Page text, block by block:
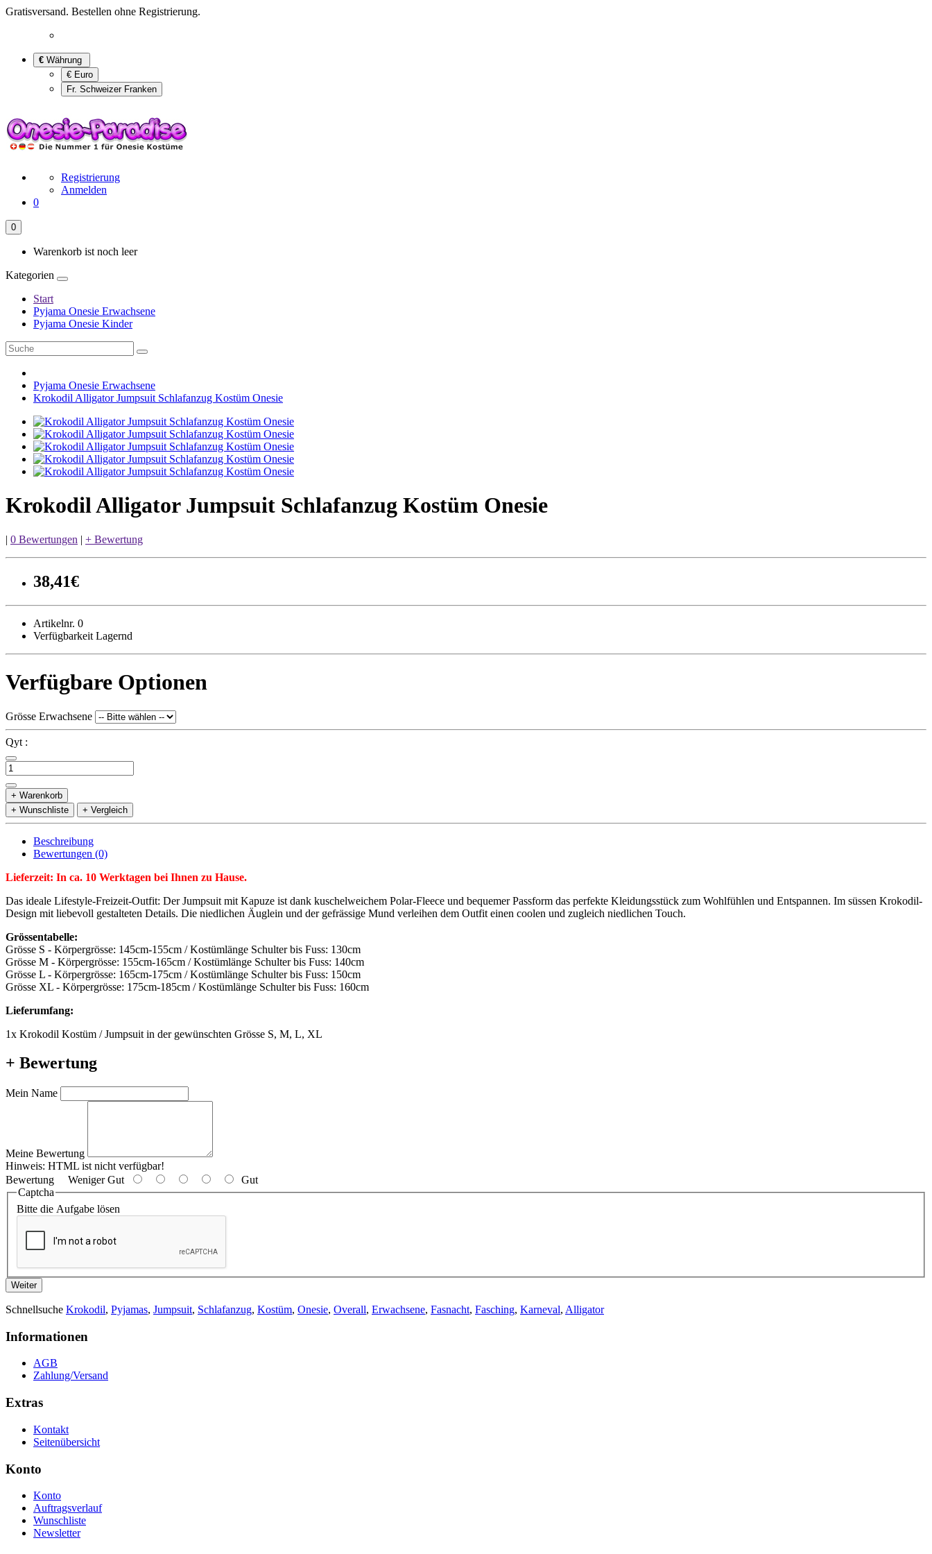
Gratisversand. Bestellen ohne Registrierung.
€ Währung
€ Euro
Fr. Schweizer Franken
Registrierung
Anmelden
0
0
Warenkorb ist noch leer
Kategorien
Start
Pyjama Onesie Erwachsene
Pyjama Onesie Kinder
Pyjama Onesie Erwachsene
Krokodil Alligator Jumpsuit Schlafanzug Kostüm Onesie
Krokodil Alligator Jumpsuit Schlafanzug Kostüm Onesie
| 0 Bewertungen | + Bewertung
38,41€
Artikelnr. 0
Verfügbarkeit Lagernd
Verfügbare Optionen
Grösse Erwachsene
Qyt :
+ Warenkorb
+ Wunschliste
+ Vergleich
Beschreibung
Bewertungen (0)
Lieferzeit: In ca. 10 Werktagen bei Ihnen zu Hause.
Das ideale Lifestyle-Freizeit-Outfit: Der Jumpsuit mit Kapuze ist dank kuschelweichem Polar-Fleece und bequemer Passform das perfekte Kleidungsstück zum Wohlfühlen und Entspannen. Im süssen Krokodil-
Design mit liebevoll gestalteten Details. Die niedlichen Äuglein und der gefrässige Mund verleihen dem Outfit einen coolen und zugleich niedlichen Touch.
Grössentabelle:
Grösse S - Körpergrösse: 145cm-155cm / Kostümlänge Schulter bis Fuss: 130cm
Grösse M - Körpergrösse: 155cm-165cm / Kostümlänge Schulter bis Fuss: 140cm
Grösse L - Körpergrösse: 165cm-175cm / Kostümlänge Schulter bis Fuss: 150cm
Grösse XL - Körpergrösse: 175cm-185cm / Kostümlänge Schulter bis Fuss: 160cm
Lieferumfang:
1x Krokodil Kostüm / Jumpsuit in der gewünschten Grösse S, M, L, XL
+ Bewertung
Mein Name
Meine Bewertung
Hinweis: HTML ist nicht verfügbar!
Bewertung Weniger Gut
Gut
Captcha
Bitte die Aufgabe lösen
Weiter
Schnellsuche Krokodil, Pyjamas, Jumpsuit, Schlafanzug, Kostüm, Onesie, Overall, Erwachsene, Fasnacht, Fasching, Karneval, Alligator
Informationen
AGB
Zahlung/Versand
Extras
Kontakt
Seitenübersicht
Konto
Konto
Auftragsverlauf
Wunschliste
Newsletter